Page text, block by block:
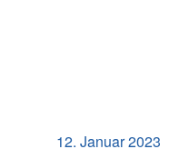
12. Januar 2023